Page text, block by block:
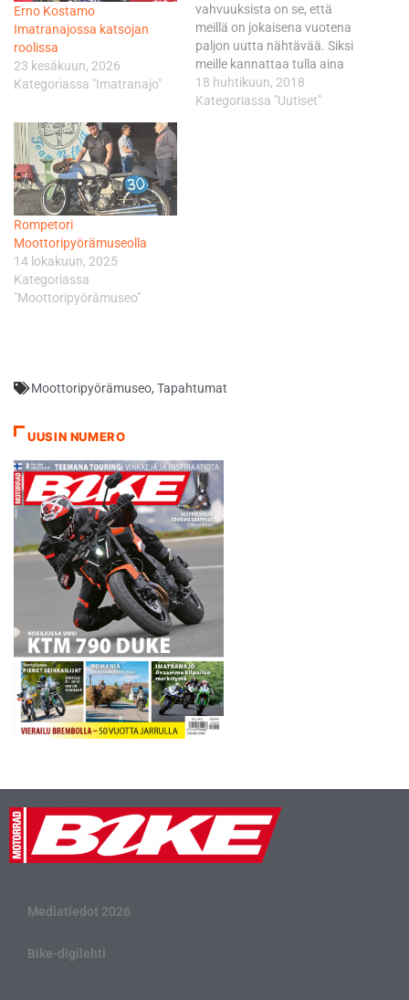
Erno Kostamo
Imatranajossa katsojan
roolissa
23 kesäkuun, 2026
Kategoriassa "Imatranajo"
vahvuuksista on se, että
meillä on jokaisena vuotena
paljon uutta nähtävää. Siksi
meille kannattaa tulla aina
uudestaan. Nyt alkaa
kahdeksas vuosi
18 huhtikuun, 2018
Kategoriassa "Uutiset"
Rompetori
Moottoripyörämuseolla
14 lokakuun, 2025
Kategoriassa
"Moottoripyörämuseo"
Moottoripyörämuseo, Tapahtumat
UUSIN NUMERO
Mediatiedot 2026
Bike-digilehti